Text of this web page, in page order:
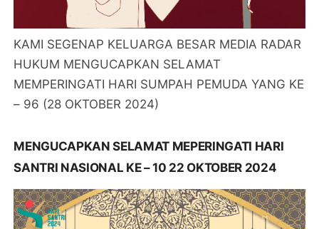
KAMI SEGENAP KELUARGA BESAR MEDIA RADAR
HUKUM MENGUCAPKAN SELAMAT
MEMPERINGATI HARI SUMPAH PEMUDA YANG KE
– 96 (28 OKTOBER 2024)
MENGUCAPKAN SELAMAT MEPERINGATI HARI
SANTRI NASIONAL KE – 10 22 OKTOBER 2024